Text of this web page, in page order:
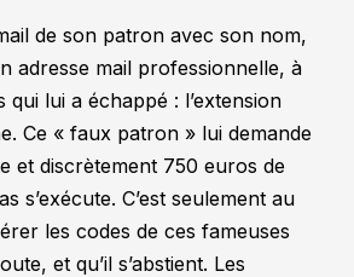
de son patron avec son nom,
adresse mail professionnelle, à
qui lui a échappé : l’extension
Ce « faux patron » lui demande
et discrètement 750 euros de
s’exécute. C’est seulement au
les codes de ces fameuses
et qu’il s’abstient. Les